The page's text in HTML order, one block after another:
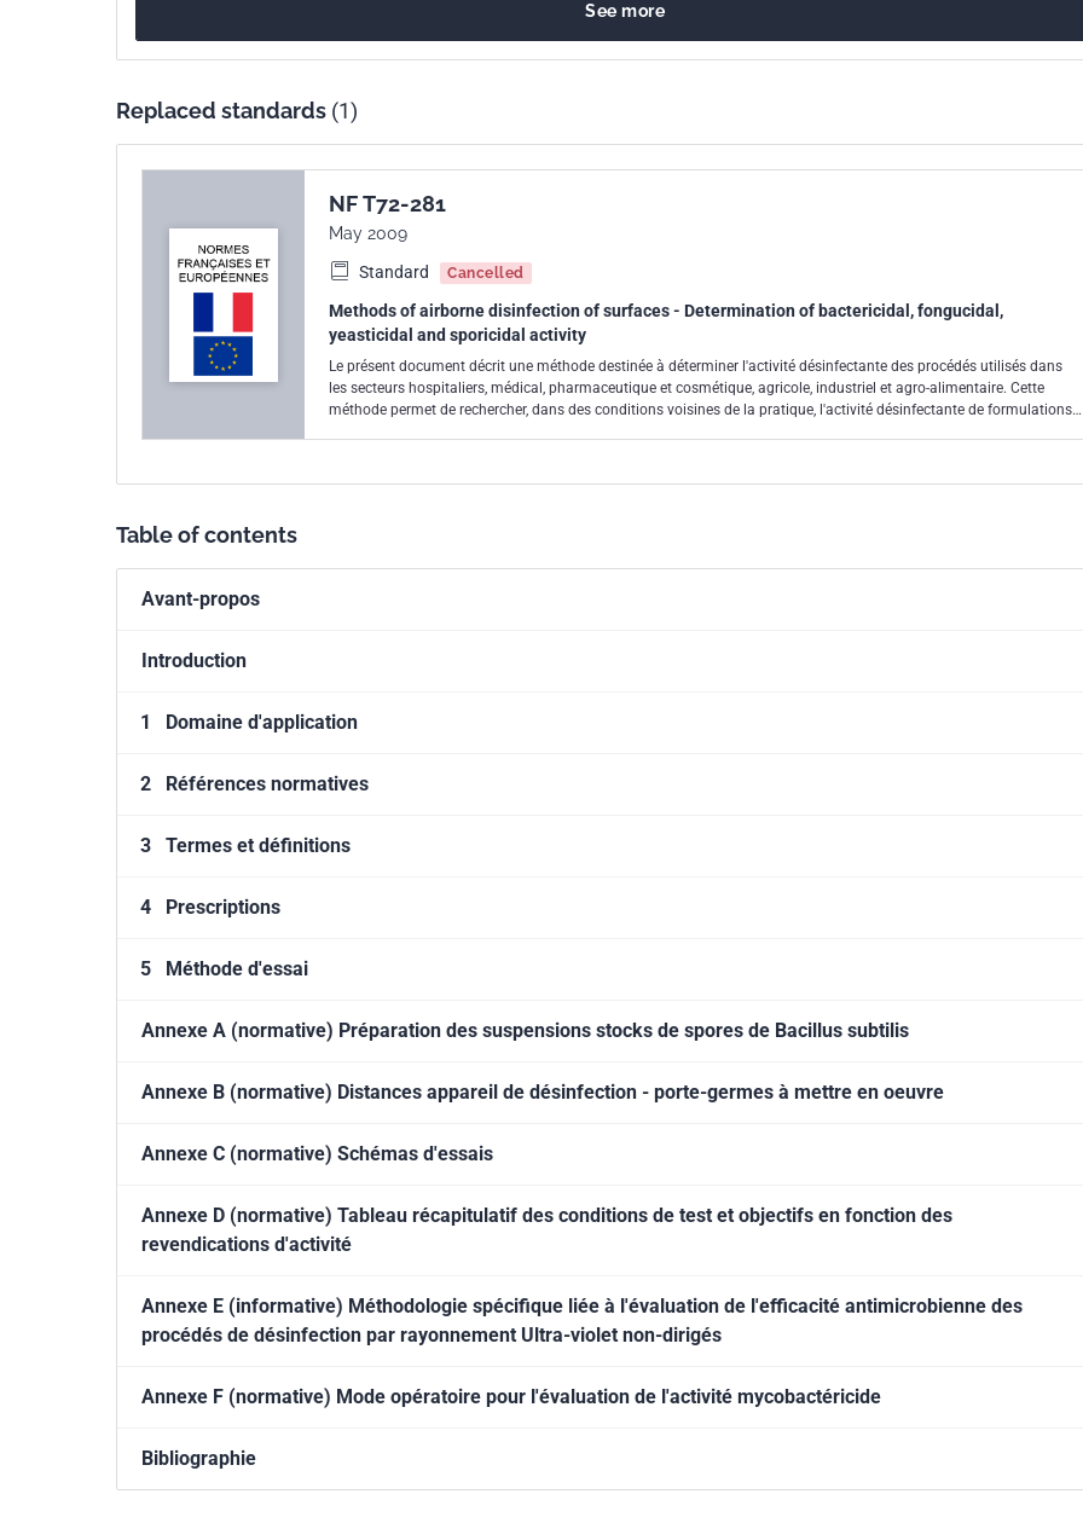
See more
Replaced standards (1)
NF T72-281
May 2009
Standard
Cancelled
Methods of airborne disinfection of surfaces - Determination of bactericidal, fongucidal,
yeasticidal and sporicidal activity
Le présent document décrit une méthode destinée à déterminer l'activité désinfectante des procédés utilisés dans
les secteurs hospitaliers, médical, pharmaceutique et cosmétique, agricole, industriel et agro-alimentaire. Cette
méthode permet de rechercher, dans des conditions voisines de la pratique, l'activité désinfectante de formulations
Table of contents
Avant-propos
Introduction
1 Domaine d'application
2 Références normatives
3 Termes et définitions
4 Prescriptions
5 Méthode d'essai
Annexe A (normative) Préparation des suspensions stocks de spores de Bacillus subtilis
Annexe B (normative) Distances appareil de désinfection - porte-germes à mettre en oeuvre
Annexe C (normative) Schémas d'essais
Annexe D (normative) Tableau récapitulatif des conditions de test et objectifs en fonction des
revendications d'activité
Annexe E (informative) Méthodologie spécifique liée à l'évaluation de l'efficacité antimicrobienne des
procédés de désinfection par rayonnement Ultra-violet non-dirigés
Annexe F (normative) Mode opératoire pour l'évaluation de l'activité mycobactéricide
Bibliographie